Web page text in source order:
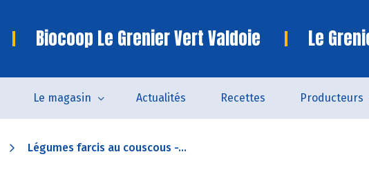
Biocoop Le Grenier Vert Valdoie Le
Le magasin Actualités Recettes Producteurs
Légumes farcis au couscous -...